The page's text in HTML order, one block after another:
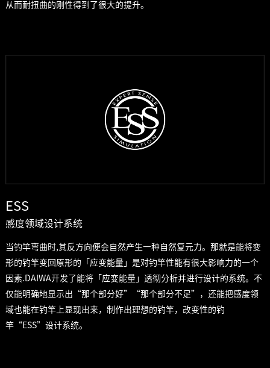
从而耐扭曲的刚性得到了很大的提升。
ESS
感度领域设计系统
当钓竿弯曲时,其反方向便会自然产生一种自然复元力。那就是能将变
形的钓竿变回原形的「应变能量」是对钓竿性能有很大影响力的一个
因素.DAIWA开发了能将「应变能量」透彻分析并进行设计的系统。不
仅能明确地显示出“那个部分好”“那个部分不足”，还能把感度领
域也能在钓竿上显现出来，制作出理想的钓竿，改变性的钓
竿“ESS”设计系统。